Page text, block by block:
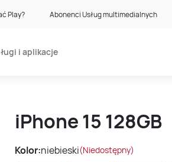
Play? Abonenci Usług multimedialnych
i aplikacje
iPhone 15 128GB
Kolor:niebieski(Niedostępny)